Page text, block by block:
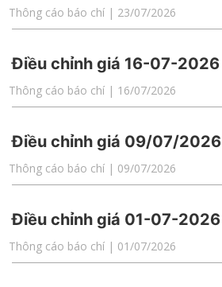
Thông cáo báo chí | 23/07/2026
Điều chỉnh giá 16-07-2026
Thông cáo báo chí | 16/07/2026
Điều chỉnh giá 09/07/2026
Thông cáo báo chí | 09/07/2026
Điều chỉnh giá 01-07-2026
Thông cáo báo chí | 01/07/2026